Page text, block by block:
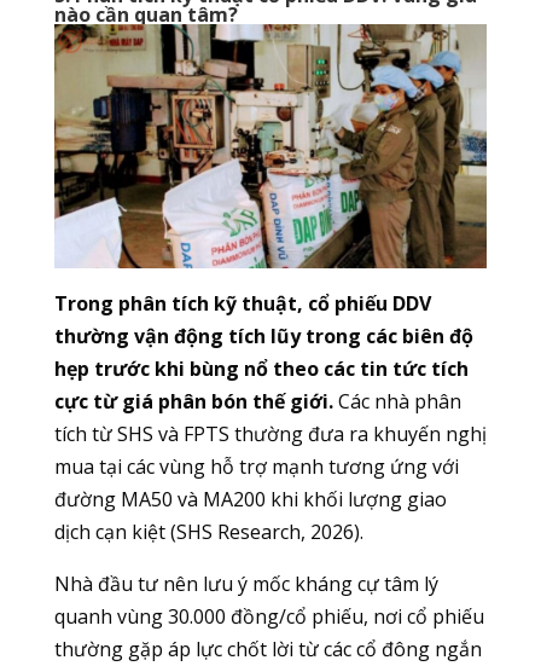
nào cần quan tâm?
Trong phân tích kỹ thuật, cổ phiếu DDV
thường vận động tích lũy trong các biên độ
hẹp trước khi bùng nổ theo các tin tức tích
cực từ giá phân bón thế giới.Các nhà phân
tích từ SHS và FPTS thường đưa ra khuyến nghị
mua tại các vùng hỗ trợ mạnh tương ứng với
đường MA50 và MA200 khi khối lượng giao
dịch cạn kiệt (SHS Research, 2026).
Nhà đầu tư nên lưu ý mốc kháng cự tâm lý
quanh vùng 30.000 đồng/cổ phiếu, nơi cổ phiếu
thường gặp áp lực chốt lời từ các cổ đông ngắn